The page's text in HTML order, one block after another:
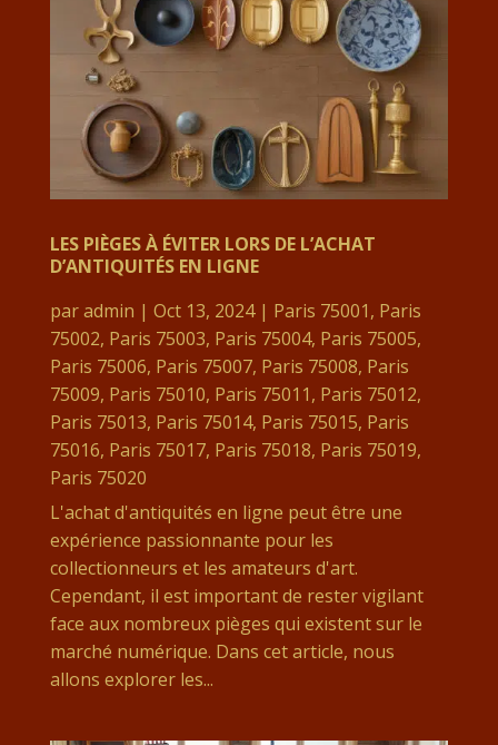
LES PIÈGES À ÉVITER LORS DE L’ACHAT
D’ANTIQUITÉS EN LIGNE
paradmin | Oct 13, 2024| Paris 75001, Paris
75002, Paris 75003, Paris 75004, Paris 75005,
Paris 75006, Paris 75007, Paris 75008, Paris
75009, Paris 75010, Paris 75011, Paris 75012,
Paris 75013, Paris 75014, Paris 75015, Paris
75016, Paris 75017, Paris 75018, Paris 75019,
Paris 75020
L'achat d'antiquités en ligne peut être une
expérience passionnante pour les
collectionneurs et les amateurs d'art.
Cependant, il est important de rester vigilant
face aux nombreux pièges qui existent sur le
marché numérique. Dans cet article, nous
allons explorer les...